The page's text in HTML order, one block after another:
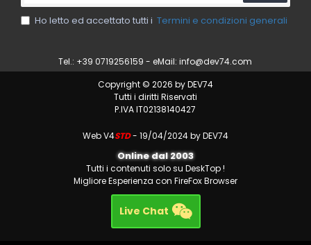
Ho letto ed accettato tutti i Termini e condizioni generali
Tel.: +39 0719256159 - eMail:info@dev74.com
Copyright © 2026 by DEV74
Tutti i diritti Riservati
P.IVA IT02138140427
Web V4STD- 19/04/2024 by DEV74
Online dal 2003
Tutti i contenuti solo su DeskTop !
Migliore Esperienza con FireFox Browser
Live Chat